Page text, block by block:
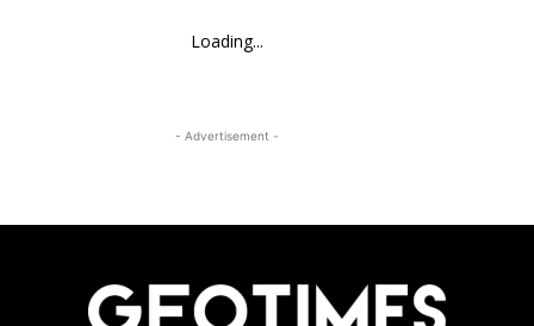
Loading...
- Advertisement -